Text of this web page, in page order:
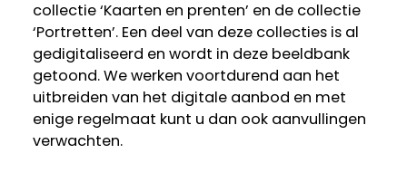
collectie ‘Kaarten en prenten’ en de collectie
‘Portretten’. Een deel van deze collecties is al
gedigitaliseerd en wordt in deze beeldbank
getoond. We werken voortdurend aan het
uitbreiden van het digitale aanbod en met
enige regelmaat kunt u dan ook aanvullingen
verwachten.